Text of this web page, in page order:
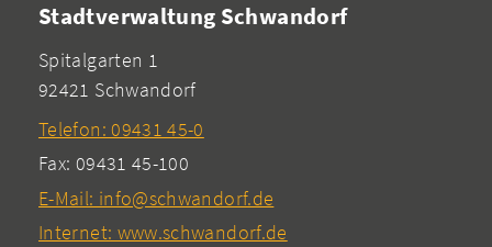
Stadtverwaltung Schwandorf
Spitalgarten 1
92421 Schwandorf
Telefon: 09431 45-0
Fax: 09431 45-100
E-Mail: info@schwandorf.de
Internet: www.schwandorf.de